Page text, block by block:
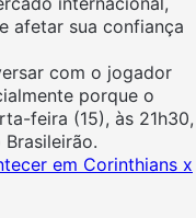
afetar sua confiança
com o jogador
porque o
feira (15), às 21h30,
em Corinthians x